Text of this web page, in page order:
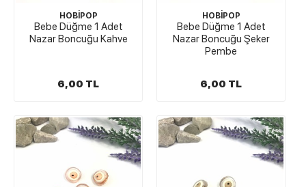
HOBİPOP
Bebe Düğme 1 Adet
Nazar Boncuğu Kahve
6,00 TL
HOBİPOP
Bebe Düğme 1 Adet
Nazar Boncuğu Şeker
Pembe
6,00 TL